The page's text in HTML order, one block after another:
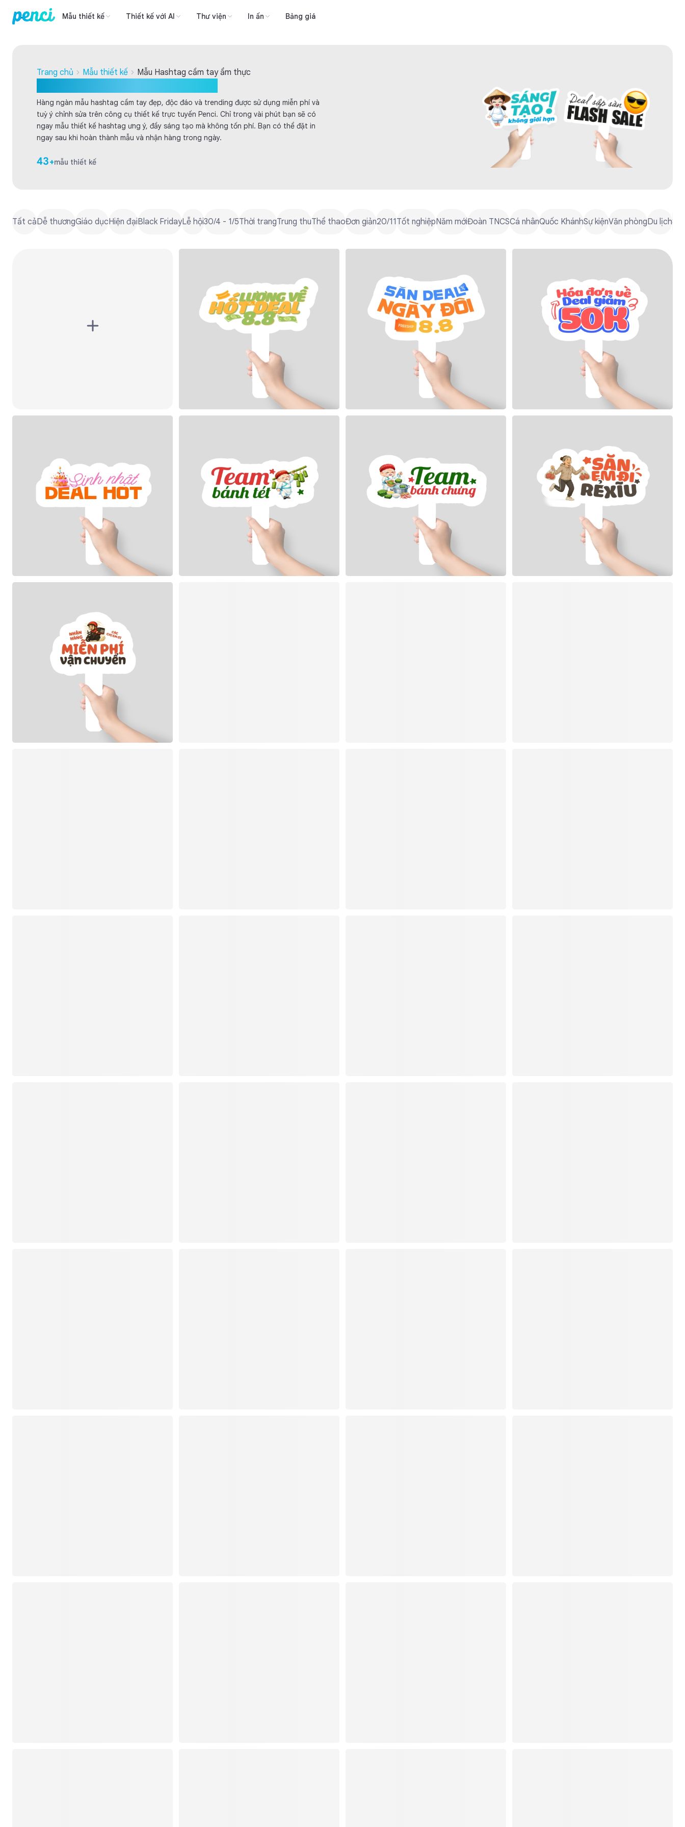
Mẫu thiết kế Thiết kế với AI Thư viện In ấn Bảng giá
Trang chủ Mẫu thiết kế Mẫu Hashtag cầm tay ẩm thực
Hàng ngàn mẫu hashtag cầm tay đẹp, độc đáo và trending được sử dụng miễn phí và
tuỳ ý chỉnh sửa trên công cụ thiết kế trực tuyến Penci. Chỉ trong vài phút bạn sẽ có
ngay mẫu thiết kế hashtag ưng ý, đầy sáng tạo mà không tốn phí. Bạn có thể đặt in
ngay sau khi hoàn thành mẫu và nhận hàng trong ngày.
43+mẫu thiết kế
Tất cảDễ thươngGiáo dụcHiện đạiBlack FridayLễ hội30/4 - 1/5Thời trangTrung thuThể thaoĐơn giản20/11Tốt nghiệpNăm mớiĐoàn TNCSCá nhânQuốc KhánhSự kiệnVăn phòngDu lịch8/3